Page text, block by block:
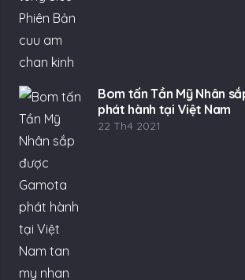
Bom tấn Tần Mỹ Nhân
phát hành tại Việt Nam
22 Th4 2021